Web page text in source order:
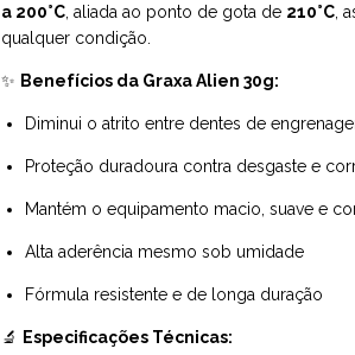
a 200°C , aliada ao ponto de gota de 210°C ,
qualquer condição.
✨ Benefícios da Graxa Alien 30g:
Diminui o atrito entre dentes de
Proteção duradoura contra desgaste e
Mantém o equipamento macio, suave e
Alta aderência mesmo sob umidade
Fórmula resistente e de longa duração
🔬 Especificações Técnicas: